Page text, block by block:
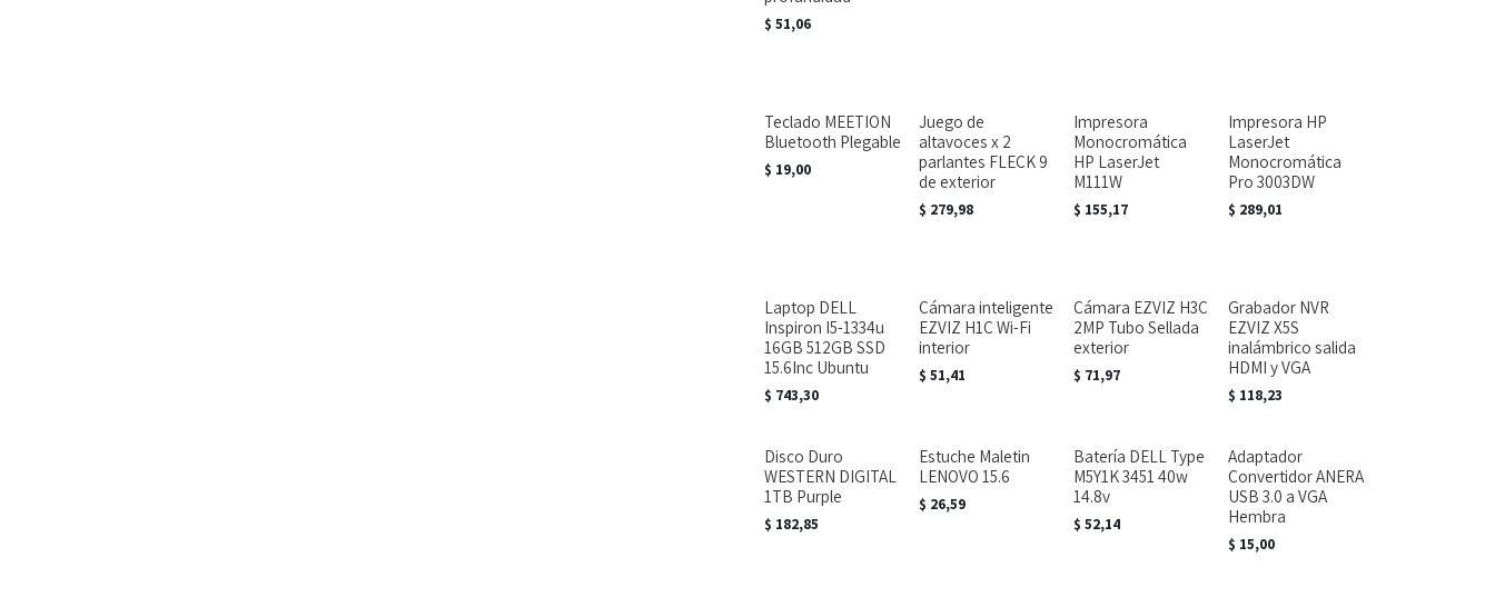
$ 51,06
Teclado MEETION
Bluetooth Plegable
$ 19,00
Juego de
altavoces x 2
parlantes FLECK 9
de exterior
$ 279,98
Impresora
Monocromática
HP LaserJet
M111W
$ 155,17
Impresora HP
LaserJet
Monocromática
Pro 3003DW
$ 289,01
Laptop DELL
Inspiron I5-1334u
16GB 512GB SSD
15.6Inc Ubuntu
$ 743,30
Cámara inteligente
EZVIZ H1C Wi-Fi
interior
$ 51,41
Cámara EZVIZ H3C
2MP Tubo Sellada
exterior
$ 71,97
Grabador NVR
EZVIZ X5S
inalámbrico salida
HDMI y VGA
$ 118,23
Disco Duro
WESTERN DIGITAL
1TB Purple
$ 182,85
Estuche Maletin
LENOVO 15.6
$ 26,59
Batería DELL Type
M5Y1K 3451 40w
14.8v
$ 52,14
Adaptador
Convertidor ANERA
USB 3.0 a VGA
Hembra
$ 15,00